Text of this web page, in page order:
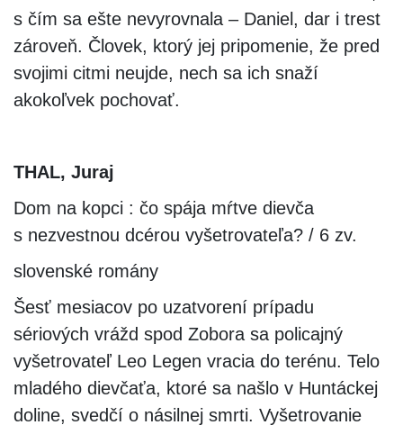
s čím sa ešte nevyrovnala – Daniel, dar i trest
zároveň. Človek, ktorý jej pripomenie, že pred
svojimi citmi neujde, nech sa ich snaží
akokoľvek pochovať.
THAL, Juraj
Dom na kopci : čo spája mŕtve dievča
s nezvestnou dcérou vyšetrovateľa? / 6 zv.
slovenské romány
Šesť mesiacov po uzatvorení prípadu
sériových vrážd spod Zobora sa policajný
vyšetrovateľ Leo Legen vracia do terénu. Telo
mladého dievčaťa, ktoré sa našlo v Huntáckej
doline, svedčí o násilnej smrti. Vyšetrovanie